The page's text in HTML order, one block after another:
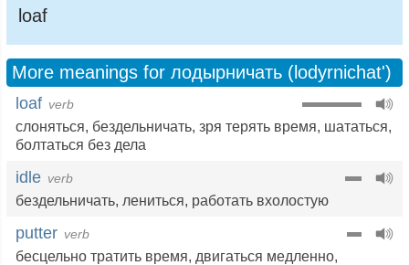
loaf
More meanings for лодырничать (lodyrnichat')
loaf verb
слоняться, бездельничать, зря терять время, шататься,
болтаться без дела
idle verb
бездельничать, лениться, работать вхолостую
putter verb
бесцельно тратить время, двигаться медленно,